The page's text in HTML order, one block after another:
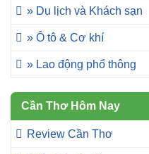
» Du lịch và Khách sạn
» Ô tô & Cơ khí
» Lao động phổ thông
Cần Thơ Hôm Nay
Review Cần Thơ